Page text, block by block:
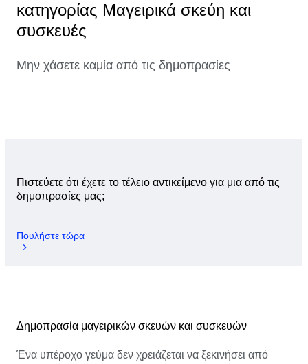
κατηγορίας Μαγειρικά σκεύη και
συσκευές
Μην χάσετε καμία από τις δημοπρασίες
Πιστεύετε ότι έχετε το τέλειο αντικείμενο για μια από τις
δημοπρασίες μας;
Πουλήστε τώρα
Δημοπρασία μαγειρικών σκευών και συσκευών
Ένα υπέροχο γεύμα δεν χρειάζεται να ξεκινήσει από